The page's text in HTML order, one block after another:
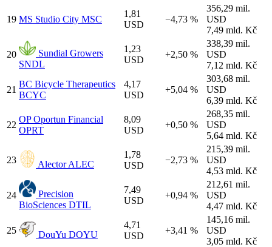
19 MS Studio City MSC
1,81
USD
−4,73 %
356,29 mil.
USD
7,49 mld. Kč
20
Sundial Growers
SNDL
1,23
USD
+2,50 %
338,39 mil.
USD
7,12 mld. Kč
21
BC Bicycle Therapeutics
BCYC
4,17
USD
+5,04 %
303,68 mil.
USD
6,39 mld. Kč
22
OP Oportun Financial
OPRT
8,09
USD
+0,50 %
268,35 mil.
USD
5,64 mld. Kč
23 Alector ALEC
1,78
USD
−2,73 %
215,39 mil.
USD
4,53 mld. Kč
24
Precision
BioSciences DTIL
7,49
USD
+0,94 %
212,61 mil.
USD
4,47 mld. Kč
25 DouYu DOYU
4,71
USD
+3,41 %
145,16 mil.
USD
3,05 mld. Kč